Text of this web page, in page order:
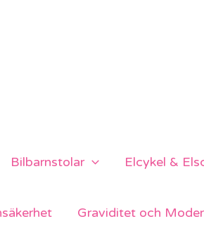
Bilbarnstolar Elcykel &
Graviditet och